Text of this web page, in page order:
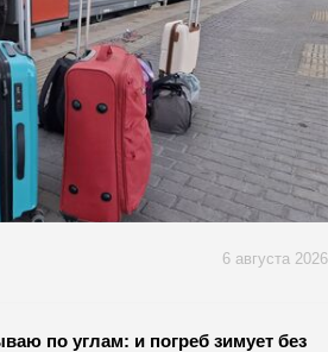
6 августа 2026
по углам: и погреб зимует без